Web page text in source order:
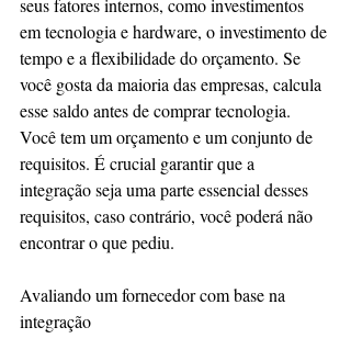
seus fatores internos, como investimentos
em tecnologia e hardware, o investimento de
tempo e a flexibilidade do orçamento. Se
você gosta da maioria das empresas, calcula
esse saldo antes de comprar tecnologia.
Você tem um orçamento e um conjunto de
requisitos. É crucial garantir que a
integração seja uma parte essencial desses
requisitos, caso contrário, você poderá não
encontrar o que pediu.
Avaliando um fornecedor com base na
integração